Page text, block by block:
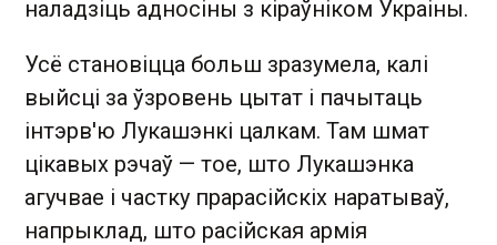
наладзіць адносіны з кіраўніком Украіны.
Усё становіцца больш зразумела, калі
выйсці за ўзровень цытат і пачытаць
інтэрв'ю Лукашэнкі цалкам. Там шмат
цікавых рэчаў — тое, што Лукашэнка
агучвае і частку прарасійскіх наратываў,
напрыклад, што расійская армія